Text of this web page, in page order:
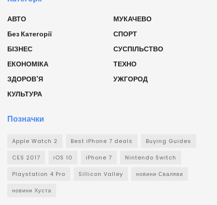
АВТО
Без Категорії
БІЗНЕС
ЕКОНОМІКА
ЗДОРОВ'Я
КУЛЬТУРА
МУКАЧЕВО
СПОРТ
СУСПІЛЬСТВО
ТЕХНО
УЖГОРОД
Позначки
Apple Watch 2 Best iPhone 7 deals Buying Guides
CES 2017 iOS 10 iPhone 7 Nintendo Switch
Playstation 4 Pro Sillicon Valley новини Сваляви
новини Хуста